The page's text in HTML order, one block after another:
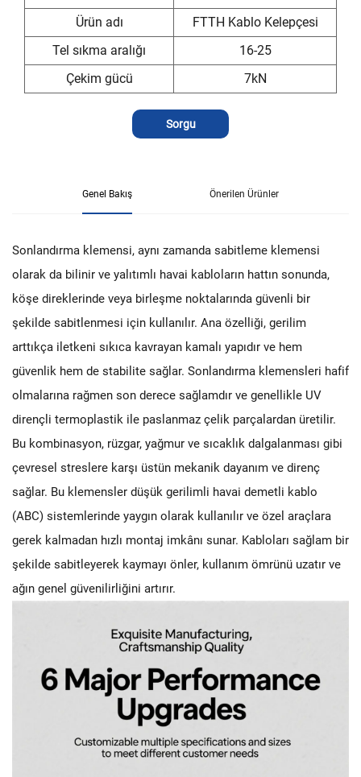
Ürün adı
FTTH Kablo Kelepçesi
Tel sıkma aralığı
16-25
Çekim gücü
7kN
Sorgu
Genel Bakış Önerilen Ürünler
Sonlandırma klemensi, aynı zamanda sabitleme klemensi
olarak da bilinir ve yalıtımlı havai kabloların hattın sonunda,
köşe direklerinde veya birleşme noktalarında güvenli bir
şekilde sabitlenmesi için kullanılır. Ana özelliği, gerilim
arttıkça iletkeni sıkıca kavrayan kamalı yapıdır ve hem
güvenlik hem de stabilite sağlar. Sonlandırma klemensleri hafif
olmalarına rağmen son derece sağlamdır ve genellikle UV
dirençli termoplastik ile paslanmaz çelik parçalardan üretilir.
Bu kombinasyon, rüzgar, yağmur ve sıcaklık dalgalanması gibi
çevresel streslere karşı üstün mekanik dayanım ve direnç
sağlar. Bu klemensler düşük gerilimli havai demetli kablo
(ABC) sistemlerinde yaygın olarak kullanılır ve özel araçlara
gerek kalmadan hızlı montaj imkânı sunar. Kabloları sağlam bir
şekilde sabitleyerek kaymayı önler, kullanım ömrünü uzatır ve
ağın genel güvenilirliğini artırır.